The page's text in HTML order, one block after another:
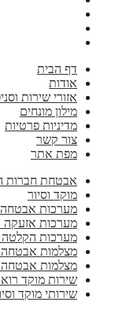
דף הבית
אודות
אזורי שירות
מילון מונחים
מדיניות פרטיות
צור קשר
מפת אתר
אבטחת חברות
מוקד וסיור
מערכות אבטחה
מערכות אזעקה
מערכות הקלטה NVR – DVR
מצלמות אבטחה
מצלמות
שירות מוקד
שירותי מוקד